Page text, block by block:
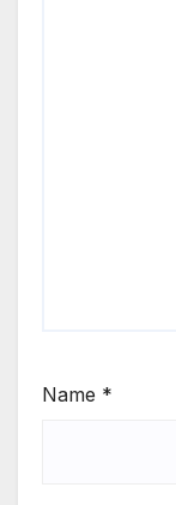
Name *